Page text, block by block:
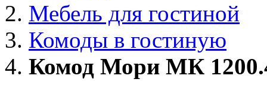
Мебель для гостиной
Комоды в гостиную
Комод Мори МК